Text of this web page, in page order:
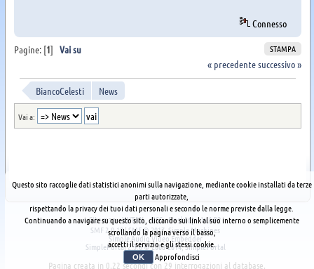
Connesso
STAMPA
Pagine: [1] Vai su
« precedentesuccessivo »
BiancoCelesti News
Vai a:
Sitemap XHTML RSS Desktop WAP2
SMF 2.0.18|SMF © 2017,Simple Machines
Simple Audio Video Embedder
SimplePortal 2.3.6 © 2008-2014, SimplePortal
Pagina creata in 0.22 secondi con 29 interrogazioni al database.
Questo sito raccoglie dati statistici anonimi sulla navigazione, mediante cookie installati da terze
parti autorizzate,
rispettando la privacy dei tuoi dati personali e secondo le norme previste dalla legge.
Continuando a navigare su questo sito, cliccando sui link al suo interno o semplicemente
scrollando la pagina verso il basso,
accetti il servizio e gli stessi cookie.
OK Approfondisci